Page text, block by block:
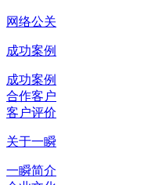
网络公关
成功案例
成功案例
合作客户
客户评价
关于一瞬
一瞬简介